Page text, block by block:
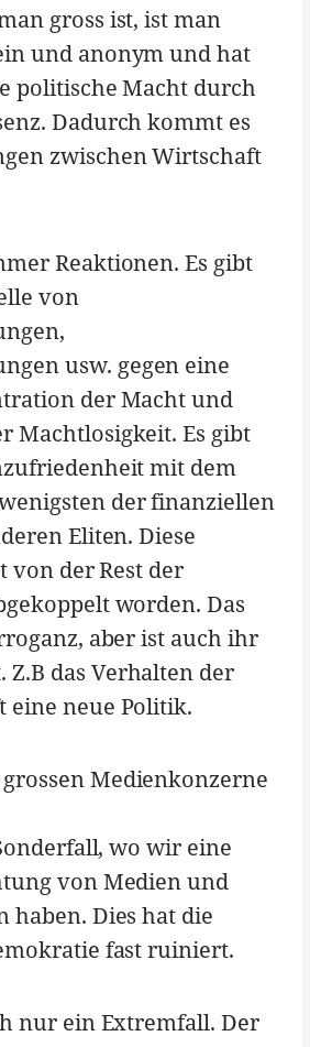
gross ist, ist man
und anonym und hat
politische Macht durch
Dadurch kommt es
zwischen Wirtschaft
Reaktionen. Es gibt
von
usw. gegen eine
der Macht und
Machtlosigkeit. Es gibt
mit dem
der finanziellen
Eliten. Diese
von der Rest der
worden. Das
aber ist auch ihr
das Verhalten der
eine neue Politik.
Medienkonzerne
wo wir eine
von Medien und
haben. Dies hat die
fast ruiniert.
nur ein Extremfall. Der